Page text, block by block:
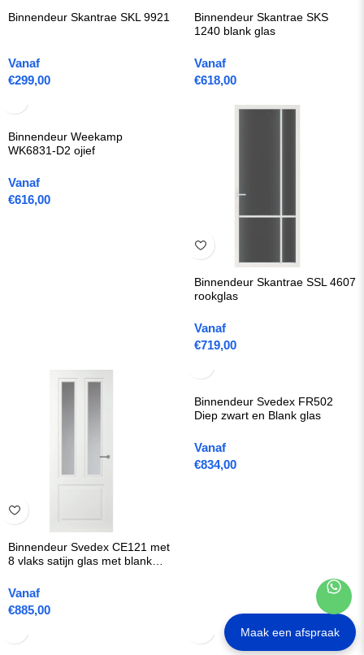
Binnendeur Skantrae SKL 9921
Vanaf
€299,00
Binnendeur Skantrae SKS
1240 blank glas
Vanaf
€618,00
Binnendeur Weekamp
WK6831-D2 ojief
Vanaf
€616,00
Binnendeur Skantrae SSL 4607
rookglas
Vanaf
€719,00
Binnendeur Svedex CE121 met
8 vlaks satijn glas met blanke
Vanaf
€885,00
Binnendeur Svedex FR502
Diep zwart en Blank glas
Vanaf
€834,00
Maak een afspraak